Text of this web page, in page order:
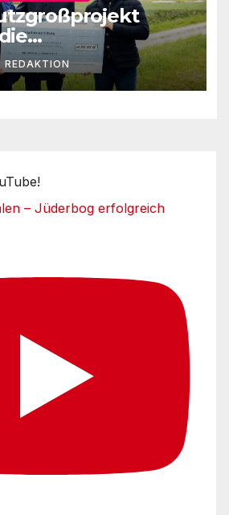
REDAKTION
– Jüderbog erfolgreich